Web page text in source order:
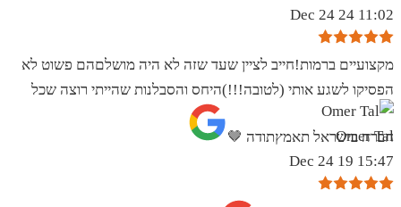
11:02 24 Dec 24
מקצועיים ברמות!חייב לציין שעד שזה לא היה מושלםהם פשוט לא
הפסיקו לשגע אותי (לטובה!!!)היחס והסבלנות שהייתי רוצה שכל
חברה בישראל תאמץתודה 🤎
Omer Tal
15:47 19 Dec 24